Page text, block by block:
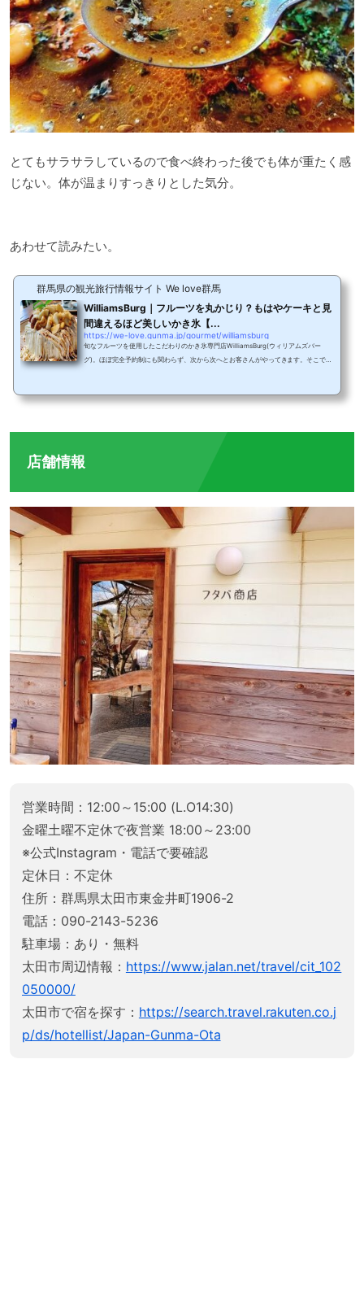
とてもサラサラしているので食べ終わった後でも体が重たく感
じない。体が温まりすっきりとした気分。
あわせて読みたい。
群馬県の観光旅行情報サイト We love群馬
WilliamsBurg｜フルーツを丸かじり？もはやケーキと見
間違えるほど美しいかき氷【...
https://we-love.gunma.jp/gourmet/williamsburg
旬なフルーツを使用したこだわりのかき氷専門店WilliamsBurg(ウィリアムズバー
グ)。ほぼ完全予約制にも関わらず、次から次へとお客さんがやってきます。そこで今
巨大クレープ「ドーサ」が食べられる本場インドカレーの名店シャングリラ・モティ
店舗情報
営業時間：12:00～15:00 (L.O14:30)
金曜土曜不定休で夜営業 18:00～23:00
※公式Instagram・電話で要確認
定休日：不定休
住所：群馬県太田市東金井町1906-2
電話：090-2143-5236
駐車場：あり・無料
太田市周辺情報： https://www.jalan.net/travel/cit_102
050000/
太田市で宿を探す： https://search.travel.rakuten.co.j
p/ds/hotellist/Japan-Gunma-Ota